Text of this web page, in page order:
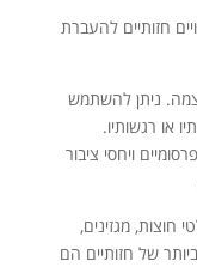
חזותיים להעברת
ניתן להשתמש
או רגשותיו.
ויחסי ציבור
חוצות, מגזינים,
של חזותיים הם